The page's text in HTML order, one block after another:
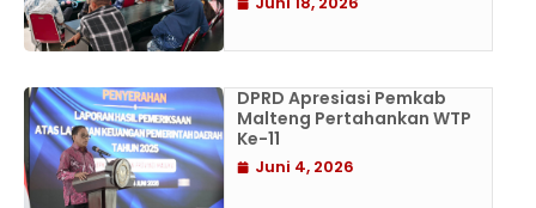
DPRD Apresiasi Pemkab
Malteng Pertahankan WTP
Ke-11
Juni 4, 2026